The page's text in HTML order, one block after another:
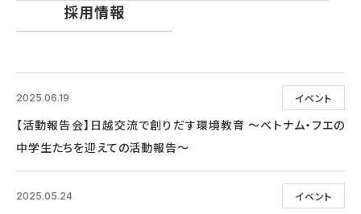
採用情報
イベント
2025.06.19
【活動報告会】日越交流で創りだす環境教育 ～ベトナム・フエの
中学生たちを迎えての活動報告～
イベント
2025.05.24